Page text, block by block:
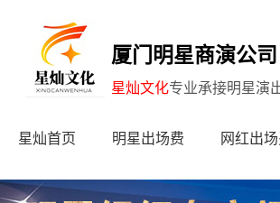
厦门明星商演公司
星灿文化专业承接明星演
星灿首页 明星出场费 网红出